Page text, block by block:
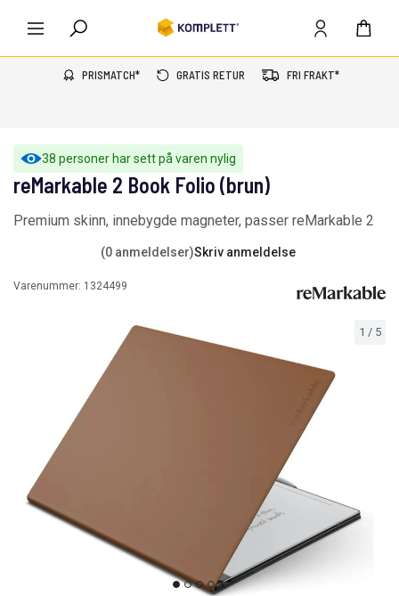
PRISMATCH* GRATIS RETUR FRI FRAKT*
38 personer har sett på varen nylig
1 / 5
reMarkable 2 Book Folio (brun)
Premium skinn, innebygde magneter, passer reMarkable 2
(0 anmeldelser)Skriv anmeldelse
Varenummer: 1324499